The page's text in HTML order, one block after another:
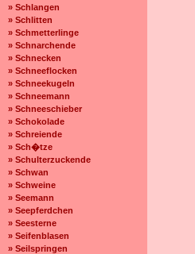
» Schlangen
» Schlitten
» Schmetterlinge
» Schnarchende
» Schnecken
» Schneeflocken
» Schneekugeln
» Schneemann
» Schneeschieber
» Schokolade
» Schreiende
» Sch�tze
» Schulterzuckende
» Schwan
» Schweine
» Seemann
» Seepferdchen
» Seesterne
» Seifenblasen
» Seilspringen